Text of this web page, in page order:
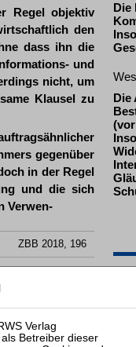
Regel objektiv
den
dass ihn die
und
nicht, um
Klausel zu
gegenüber
in der Regel
und die sich
Verwen-
ZBB 2018, 196
und diese
Die
Die